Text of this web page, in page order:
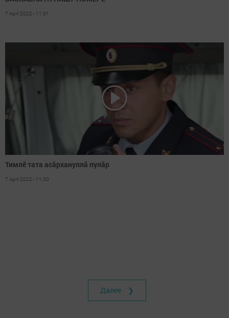
7 April 2022 - 11:31
Тимлӗ тата асăрхануллă пулăр
7 April 2022 - 11:30
Далее ❯